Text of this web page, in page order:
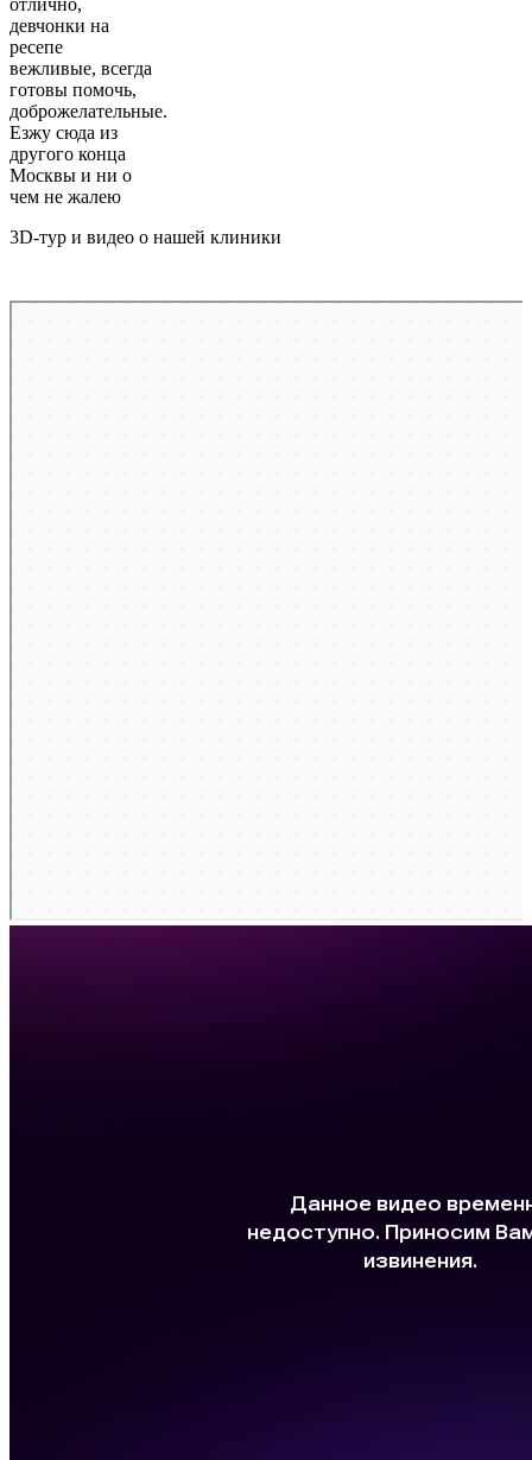
отлично,
девчонки на
ресепе
вежливые, всегда
готовы помочь,
доброжелательные.
Езжу сюда из
другого конца
Москвы и ни о
чем не жалею
3D-тур и видео о нашей клиники